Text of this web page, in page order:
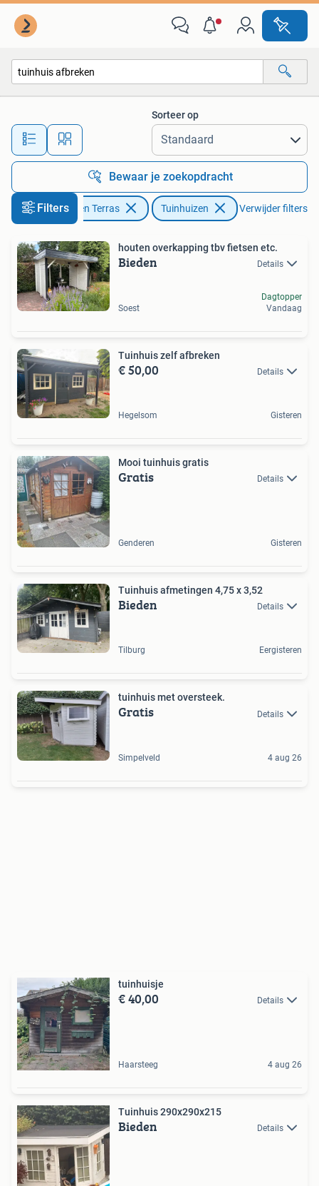
Alle afstanden…
Sorteer op
Bewaar je zoekopdracht
FiltersTuin en Terras Tuinhuizen Verwijder filters
houten overkapping tbv fietsen etc.
Bieden Details
Soest
Dagtopper
Vandaag
Tuinhuis zelf afbreken
€ 50,00 Details
Hegelsom Gisteren
Mooi tuinhuis gratis
Gratis Details
Genderen Gisteren
Tuinhuis afmetingen 4,75 x 3,52
Bieden Details
Tilburg Eergisteren
tuinhuis met oversteek.
Gratis Details
Simpelveld 4 aug 26
tuinhuisje
€ 40,00 Details
Haarsteeg 4 aug 26
Tuinhuis 290x290x215
Bieden Details